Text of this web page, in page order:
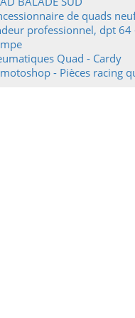
de quads
professionnel, dpt 64
Quad - Cardy
- Pièces racing